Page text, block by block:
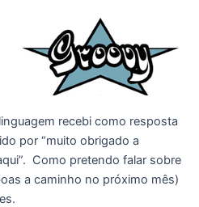
recebi como resposta
por “muito obrigado a
Como pretendo falar sobre
a caminho no próximo mês)